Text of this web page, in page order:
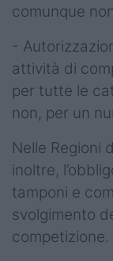
comunque
-
attività di
per tutte le
non, per un
Nelle Regioni
inoltre,
tamponi e
svolgimento
competizione.